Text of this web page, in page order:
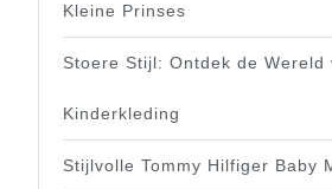
Kleine Prinses
Stoere Stijl: Ontdek de Wereld
Kinderkleding
Stijlvolle Tommy Hilfiger Baby